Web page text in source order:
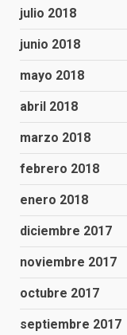
julio 2018
junio 2018
mayo 2018
abril 2018
marzo 2018
febrero 2018
enero 2018
diciembre 2017
noviembre 2017
octubre 2017
septiembre 2017